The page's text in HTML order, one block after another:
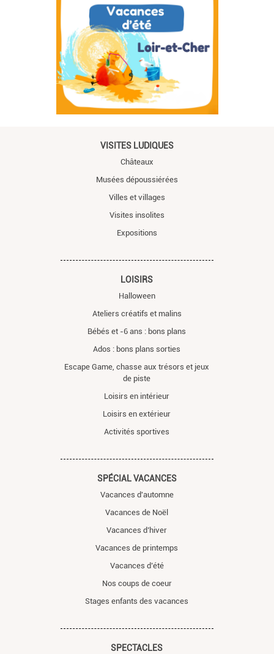
VISITES LUDIQUES
Châteaux
Musées dépoussiérées
Villes et villages
Visites insolites
Expositions
LOISIRS
Halloween
Ateliers créatifs et malins
Bébés et -6 ans : bons plans
Ados : bons plans sorties
Escape Game, chasse aux trésors et jeux
de piste
Loisirs en intérieur
Loisirs en extérieur
Activités sportives
SPÉCIAL VACANCES
Vacances d'automne
Vacances de Noël
Vacances d’hiver
Vacances de printemps
Vacances d’été
Nos coups de coeur
Stages enfants des vacances
SPECTACLES